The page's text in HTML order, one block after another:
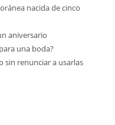
nacida de cinco
aniversario
una boda?
sin renunciar a usarlas